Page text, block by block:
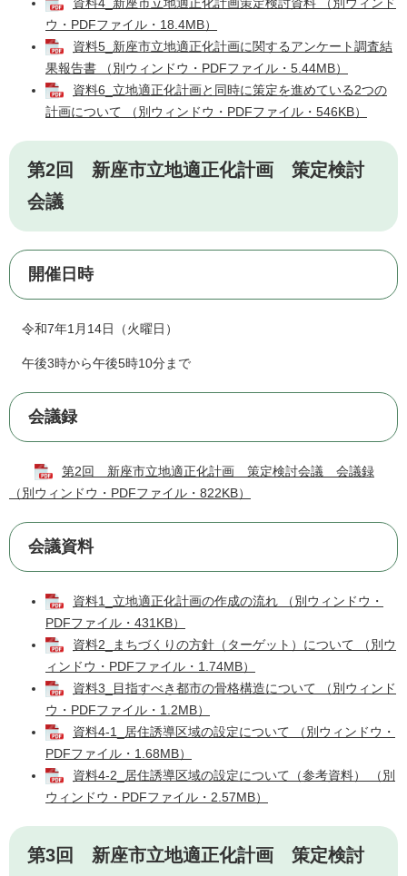
ウ・PDFファイル・18.4MB）
資料5_新座市立地適正化計画に関するアンケート調査結
果報告書 （別ウィンドウ・PDFファイル・5.44MB）
資料6_立地適正化計画と同時に策定を進めている2つの
計画について （別ウィンドウ・PDFファイル・546KB）
第2回 新座市立地適正化計画 策定検討
会議
開催日時
令和7年1月14日（火曜日）
午後3時から午後5時10分まで
会議録
第2回 新座市立地適正化計画 策定検討会議 会議録
（別ウィンドウ・PDFファイル・822KB）
会議資料
資料1_立地適正化計画の作成の流れ （別ウィンドウ・
PDFファイル・431KB）
資料2_まちづくりの方針（ターゲット）について （別ウ
ィンドウ・PDFファイル・1.74MB）
資料3_目指すべき都市の骨格構造について （別ウィンド
ウ・PDFファイル・1.2MB）
資料4-1_居住誘導区域の設定について （別ウィンドウ・
PDFファイル・1.68MB）
資料4-2_居住誘導区域の設定について（参考資料） （別
ウィンドウ・PDFファイル・2.57MB）
第3回 新座市立地適正化計画 策定検討